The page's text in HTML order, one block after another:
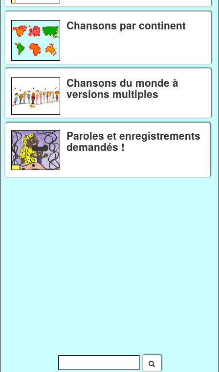
Chansons par continent
Chansons du monde à
versions multiples
Paroles et enregistrements
demandés !